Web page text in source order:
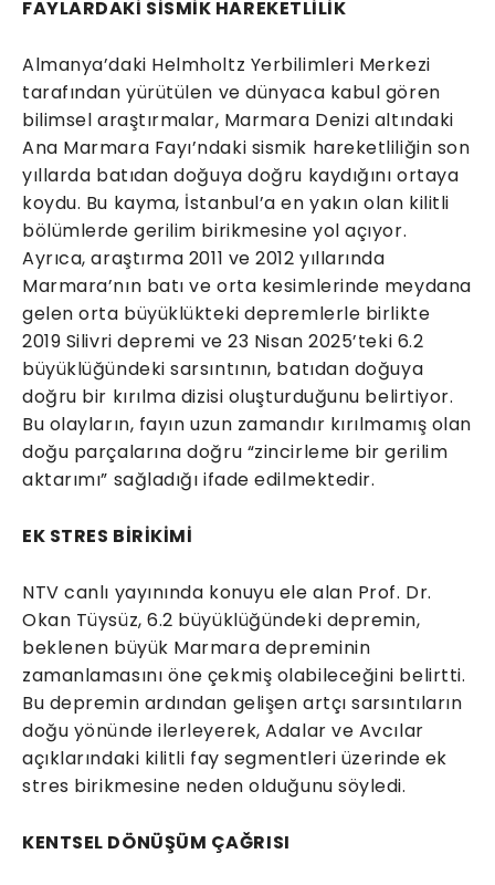
FAYLARDAKİ SİSMİK HAREKETLİLİK
Almanya’daki Helmholtz Yerbilimleri Merkezi
tarafından yürütülen ve dünyaca kabul gören
bilimsel araştırmalar, Marmara Denizi altındaki
Ana Marmara Fayı’ndaki sismik hareketliliğin son
yıllarda batıdan doğuya doğru kaydığını ortaya
koydu. Bu kayma, İstanbul’a en yakın olan kilitli
bölümlerde gerilim birikmesine yol açıyor.
Ayrıca, araştırma 2011 ve 2012 yıllarında
Marmara’nın batı ve orta kesimlerinde meydana
gelen orta büyüklükteki depremlerle birlikte
2019 Silivri depremi ve 23 Nisan 2025’teki 6.2
büyüklüğündeki sarsıntının, batıdan doğuya
doğru bir kırılma dizisi oluşturduğunu belirtiyor.
Bu olayların, fayın uzun zamandır kırılmamış olan
doğu parçalarına doğru “zincirleme bir gerilim
aktarımı” sağladığı ifade edilmektedir.
EK STRES BİRİKİMİ
NTV canlı yayınında konuyu ele alan Prof. Dr.
Okan Tüysüz, 6.2 büyüklüğündeki depremin,
beklenen büyük Marmara depreminin
zamanlamasını öne çekmiş olabileceğini belirtti.
Bu depremin ardından gelişen artçı sarsıntıların
doğu yönünde ilerleyerek, Adalar ve Avcılar
açıklarındaki kilitli fay segmentleri üzerinde ek
stres birikmesine neden olduğunu söyledi.
KENTSEL DÖNÜŞÜM ÇAĞRISI